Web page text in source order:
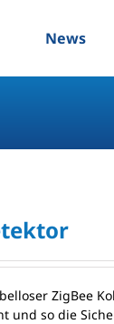
News
ZigBee
und so die